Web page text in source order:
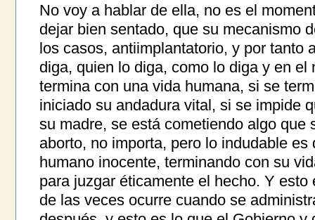
No voy a hablar de ella, no es el
dejar bien sentado, que su mecanismo
los casos, antiimplantatorio, y por tanto
diga, quien lo diga, como lo diga y en el
termina con una vida humana, si se
iniciado su andadura vital, si se impide
su madre, se está cometiendo algo que
aborto, no importa, pero lo indudable
humano inocente, terminando con su
para juzgar éticamente el hecho. Y
de las veces ocurre cuando se